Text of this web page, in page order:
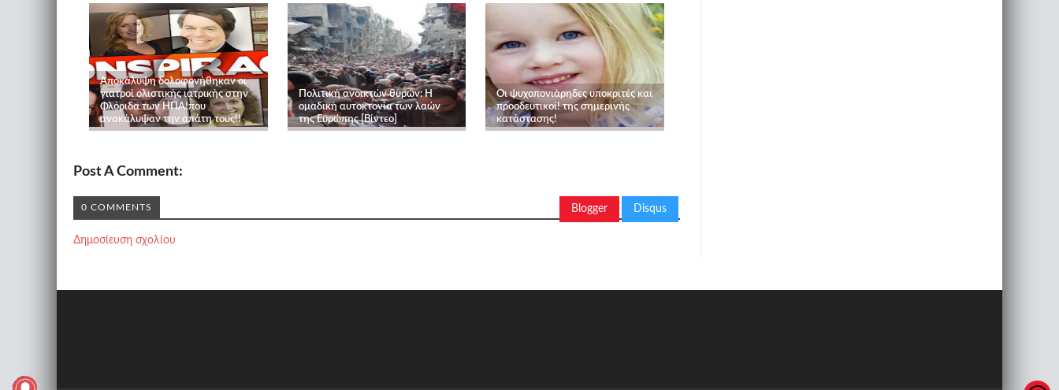
Αποκάλυψη δολοφονήθηκαν οι
γιατροί ολιστικής ιατρικής στην
Φλόριδα των ΗΠΑ!που
ανακάλυψαν την απάτη τους!!
Πολιτική ανοικτών θυρών: Η
ομαδική αυτοκτονία των λαών
της Ευρώπης [Βίντεο]
Οι ψυχοπονιάρηδες υποκριτές και
προοδευτικοί! της σημερινής
κατάστασης!
Post A Comment:
Blogger Disqus
0 COMMENTS
Δημοσίευση σχολίου